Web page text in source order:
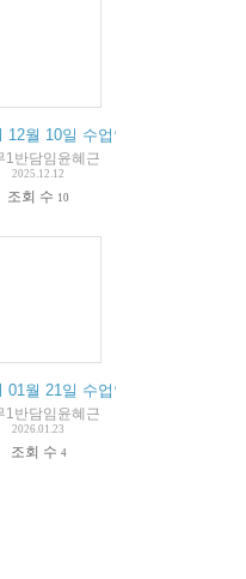
résumé du cours
12월 10일 수업안내 / 10
1반담임윤혜근
2025.12.12
조회 수 10
résumé du cours
01월 21일 수업안내 / 21 janvier
1반담임윤혜근
2026.01.23
조회 수 4